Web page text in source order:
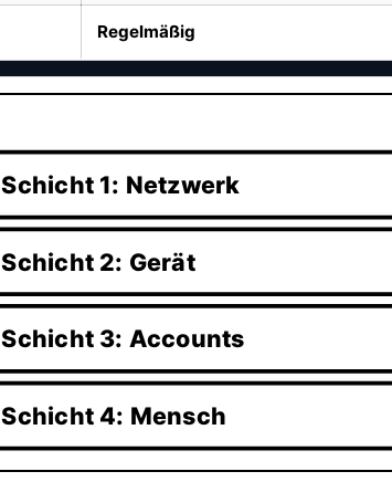
Regelmäßig
Schicht 1: Netzwerk
Schicht 2: Gerät
Schicht 3: Accounts
Schicht 4: Mensch